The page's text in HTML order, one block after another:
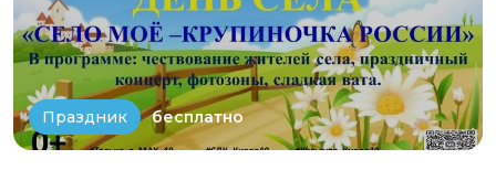
Праздник бесплатно